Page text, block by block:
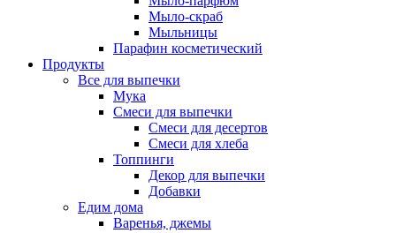
Мыло-скраб
Мыльницы
Парафин косметический
Продукты
Все для выпечки
Мука
Смеси для выпечки
Смеси для десертов
Смеси для хлеба
Топпинги
Декор для выпечки
Добавки
Едим дома
Варенья, джемы